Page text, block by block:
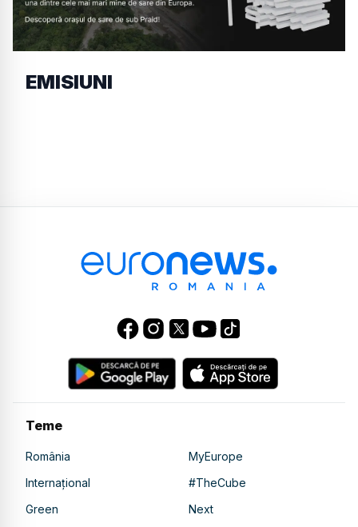
EMISIUNI
Teme
România
MyEurope
Internațional
#TheCube
Green
Next